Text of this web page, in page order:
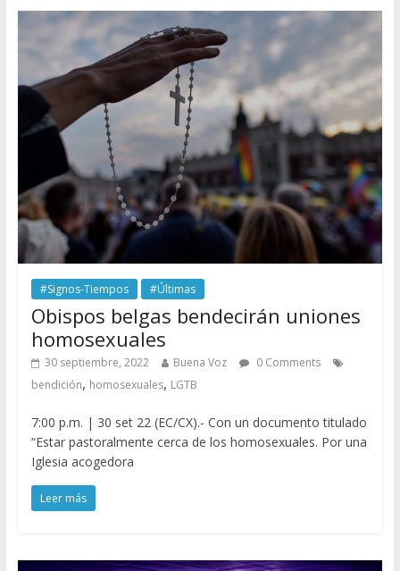
#Signos-Tiempos #Últimas
Obispos belgas bendecirán uniones
homosexuales
30 septiembre, 2022 Buena Voz
0 Comments
bendición, homosexuales, LGTB
7:00 p.m. | 30 set 22 (EC/CX).- Con un documento titulado
“Estar pastoralmente cerca de los homosexuales. Por una
Iglesia acogedora
Leer más